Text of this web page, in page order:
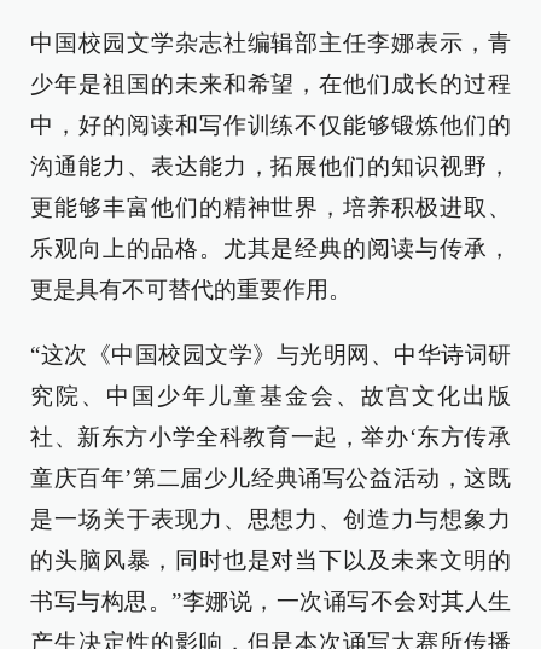
中国校园文学杂志社编辑部主任李娜表示，青
少年是祖国的未来和希望，在他们成长的过程
中，好的阅读和写作训练不仅能够锻炼他们的
沟通能力、表达能力，拓展他们的知识视野，
更能够丰富他们的精神世界，培养积极进取、
乐观向上的品格。尤其是经典的阅读与传承，
更是具有不可替代的重要作用。
“这次《中国校园文学》与光明网、中华诗词研
究院、中国少年儿童基金会、故宫文化出版
社、新东方小学全科教育一起，举办‘东方传承
童庆百年’第二届少儿经典诵写公益活动，这既
是一场关于表现力、思想力、创造力与想象力
的头脑风暴，同时也是对当下以及未来文明的
书写与构思。”李娜说，一次诵写不会对其人生
产生决定性的影响，但是本次诵写大赛所传播